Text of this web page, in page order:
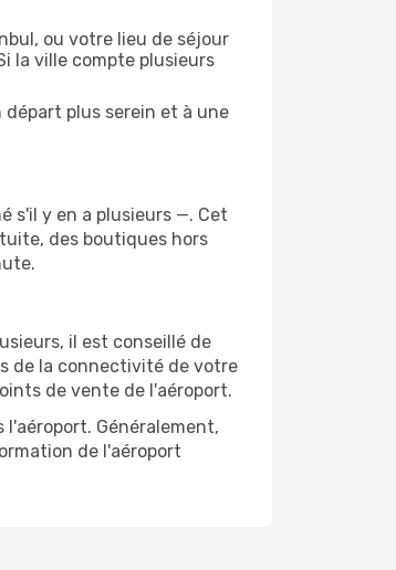
ou votre lieu de séjour
la ville compte plusieurs
plus serein et à une
s'il y en a plusieurs —. Cet
des boutiques hors
il est conseillé de
de la connectivité de votre
de vente de l'aéroport.
Généralement,
de l'aéroport